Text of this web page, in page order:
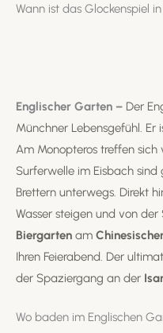
Wann ist das Glockenspiel
Wo baden im Englischen
Englischer Garten – Der
Münchner Lebensgefühl.
Am Monopteros treffen sich
Surferwelle im Eisbach sind
Brettern unterwegs. Direkt
Wasser steigen und von
Biergarten am
Ihren Feierabend. Der
der Spaziergang an der